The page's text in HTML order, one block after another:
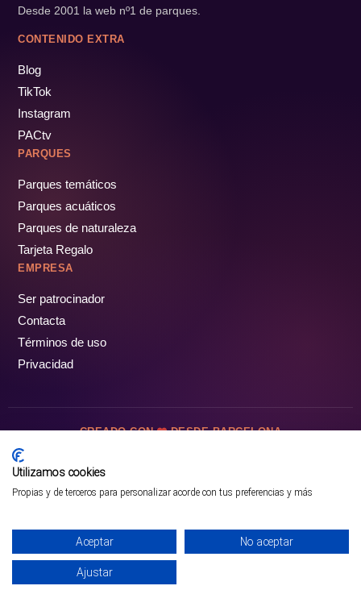
¡PÁSALO!
Desde 2001 la web nº1 de parques.
CONTENIDO EXTRA
Blog
TikTok
Instagram
PACtv
PARQUES
Parques temáticos
Parques acuáticos
Parques de naturaleza
Tarjeta Regalo
EMPRESA
Ser patrocinador
Contacta
Términos de uso
Privacidad
CREADO CON DESDE BARCELONA
Utilizamos cookies
Propias y de terceros para personalizar acorde con tus preferencias y más
Aceptar No aceptar
Ajustar